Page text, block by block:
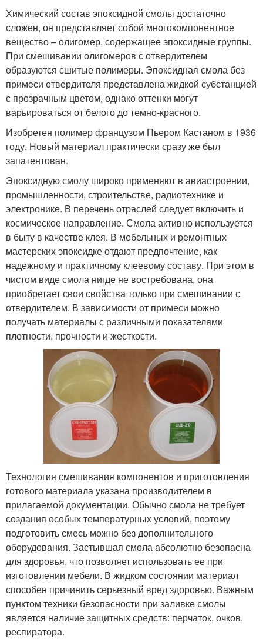
Химический состав эпоксидной смолы достаточно
сложен, он представляет собой многокомпонентное
вещество – олигомер, содержащее эпоксидные группы.
При смешивании олигомеров с отвердителем
образуются сшитые полимеры. Эпоксидная смола без
примеси отвердителя представлена жидкой субстанцией
с прозрачным цветом, однако оттенки могут
варьироваться от белого до темно-красного.
Изобретен полимер французом Пьером Кастаном в 1936
году. Новый материал практически сразу же был
запатентован.
Эпоксидную смолу широко применяют в авиастроении,
промышленности, строительстве, радиотехнике и
электронике. В перечень отраслей следует включить и
космическое направление. Смола активно используется
в быту в качестве клея. В мебельных и ремонтных
мастерских эпоксидке отдают предпочтение, как
надежному и практичному клеевому составу. При этом в
чистом виде смола нигде не востребована, она
приобретает свои свойства только при смешивании с
отвердителем. В зависимости от примеси можно
получать материалы с различными показателями
плотности, прочности и жесткости.
Технология смешивания компонентов и приготовления
готового материала указана производителем в
прилагаемой документации. Обычно смола не требует
создания особых температурных условий, поэтому
подготовить смесь можно без дополнительного
оборудования. Застывшая смола абсолютно безопасна
для здоровья, что позволяет использовать ее при
изготовлении мебели. В жидком состоянии материал
способен причинить серьезный вред здоровью. Важным
пунктом техники безопасности при заливке смолы
является наличие защитных средств: перчаток, очков,
респиратора.